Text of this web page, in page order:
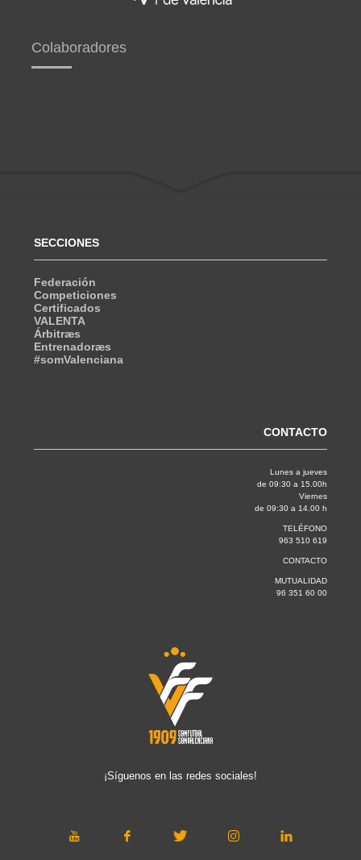
Colaboradores
SECCIONES
Federación
Competiciones
Certificados
VALENTA
Árbitræs
Entrenadoræs
#somValenciana
CONTACTO
Lunes a jueves
de 09:30 a 15.00h
Viernes
de 09:30 a 14.00 h
TELÉFONO
963 510 619
CONTACTO
MUTUALIDAD
96 351 60 00
¡Síguenos en las redes sociales!